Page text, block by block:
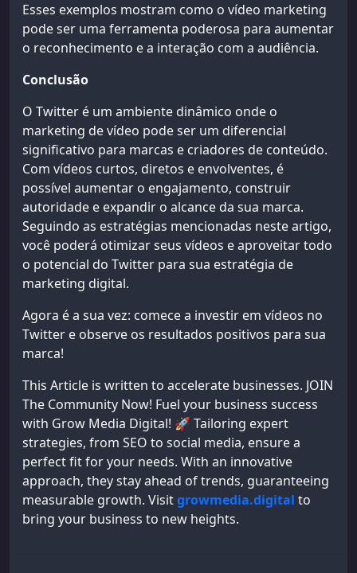
Esses exemplos mostram como o vídeo marketing
pode ser uma ferramenta poderosa para aumentar
o reconhecimento e a interação com a audiência.
Conclusão
O Twitter é um ambiente dinâmico onde o
marketing de vídeo pode ser um diferencial
significativo para marcas e criadores de conteúdo.
Com vídeos curtos, diretos e envolventes, é
possível aumentar o engajamento, construir
autoridade e expandir o alcance da sua marca.
Seguindo as estratégias mencionadas neste artigo,
você poderá otimizar seus vídeos e aproveitar todo
o potencial do Twitter para sua estratégia de
marketing digital.
Agora é a sua vez: comece a investir em vídeos no
Twitter e observe os resultados positivos para sua
marca!
This Article is written to accelerate businesses. JOIN
The Community Now! Fuel your business success
with Grow Media Digital! 🚀 Tailoring expert
strategies, from SEO to social media, ensure a
perfect fit for your needs. With an innovative
approach, they stay ahead of trends, guaranteeing
measurable growth. Visitgrowmedia.digital to
bring your business to new heights.